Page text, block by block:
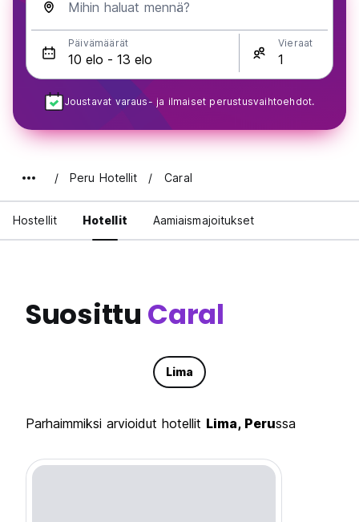
Mihin haluat mennä?
Päivämäärät Vieraat
Joustavat varaus- ja ilmaiset perustusvaihtoehdot.
Peru Hotellit Caral
Hostellit Hotellit Aamiaismajoitukset
Suosittu Caral
Lima
Parhaimmiksi arvioidut hotellit Lima, Perussa